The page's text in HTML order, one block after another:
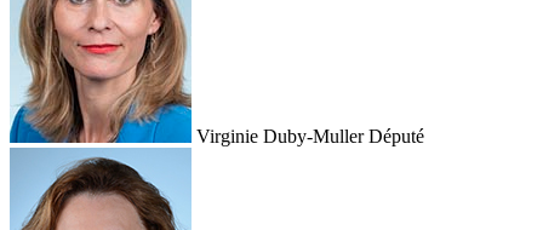
Virginie Duby-Muller Député